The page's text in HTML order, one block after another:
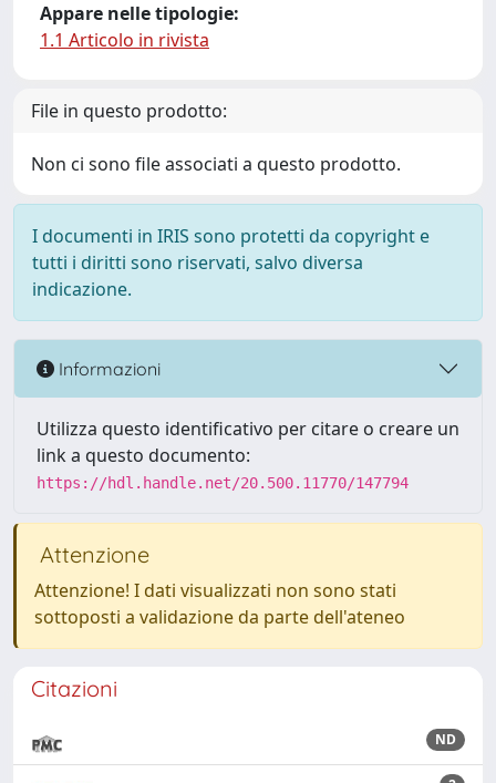
Appare nelle tipologie:
1.1 Articolo in rivista
File in questo prodotto:
Non ci sono file associati a questo prodotto.
I documenti in IRIS sono protetti da copyright e
tutti i diritti sono riservati, salvo diversa
indicazione.
Informazioni
Utilizza questo identificativo per citare o creare un
link a questo documento:
https://hdl.handle.net/20.500.11770/147794
Attenzione
Attenzione! I dati visualizzati non sono stati
sottoposti a validazione da parte dell'ateneo
Citazioni
ND